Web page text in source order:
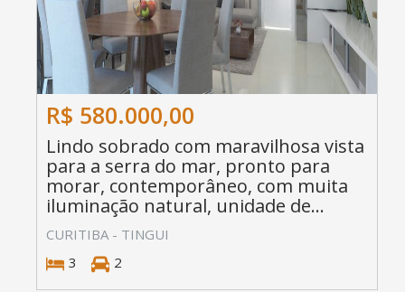
R$ 580.000,00
Lindo sobrado com maravilhosa vista
para a serra do mar, pronto para
morar, contemporâneo, com muita
iluminação natural, unidade de...
CURITIBA - TINGUI
3
2